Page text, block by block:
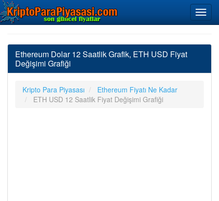
Ethereum Dolar 12 Saatlik Grafik, ETH USD Fiyat
Değişimi Grafiği
Kripto Para Piyasası
Ethereum Fiyatı Ne Kadar
ETH USD 12 Saatlik Fiyat Değişimi Grafiği